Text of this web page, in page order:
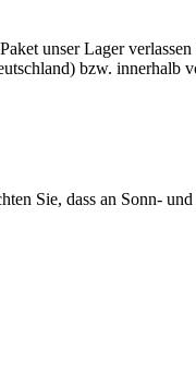
unser Lager
bzw. innerhalb
Sie, dass an Sonn-